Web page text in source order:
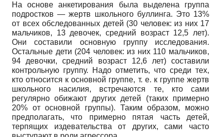
На основе анкетирования была выделена группа
подростков — жертв школьного буллинга. Это 13%
от всех обследованных детей (30 человек: из них 17
мальчиков, 13 девочек, средний возраст 12,5 лет).
Они составили основную группу исследования.
Остальные дети (204 человек: из них 110 мальчиков,
94 девочки, средний возраст 12,6 лет) составили
контрольную группу. Надо отметить, что среди тех,
кто относится к основной группе, т. е. к группе жертв
школьного насилия, встречаются те, кто сами
регулярно обижают других детей (таких примерно
20% от основной группы). Таким образом, можно
предполагать, что примерно пятая часть детей,
терпящих издевательства от других, сами часто